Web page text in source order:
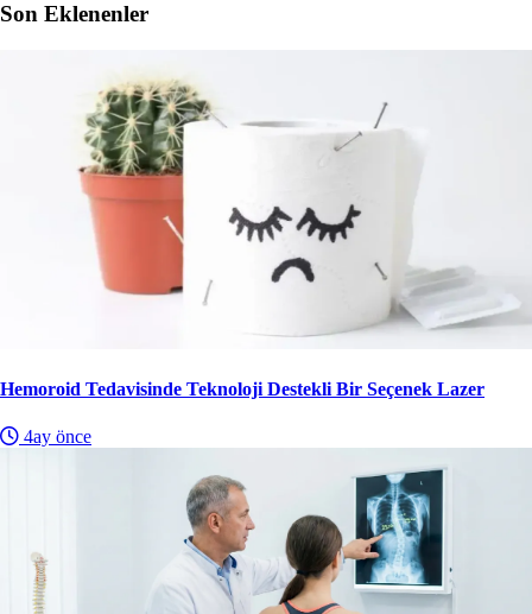
Son Eklenenler
Hemoroid Tedavisinde Teknoloji Destekli Bir Seçenek Lazer
4ay önce